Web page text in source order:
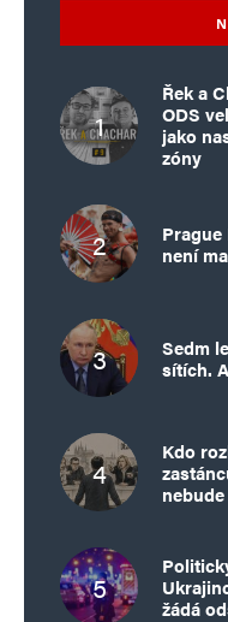
Řek a
ODS
jako
zóny
Prague
není
Sedm
sítích.
Kdo
žádá